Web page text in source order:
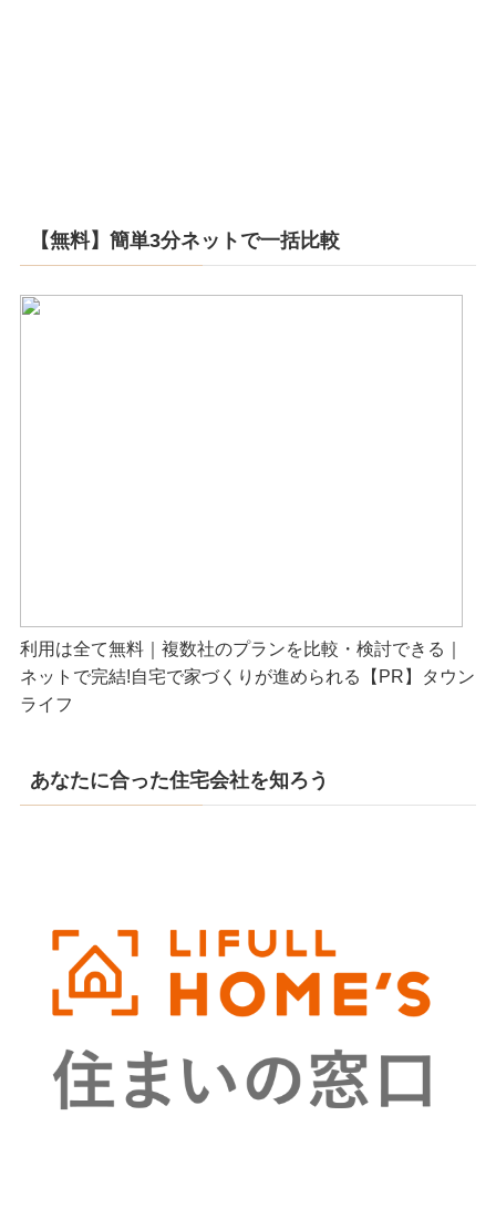
【無料】簡単3分ネットで一括比較
利用は全て無料｜複数社のプランを比較・検討できる｜
ネットで完結!自宅で家づくりが進められる【PR】タウン
ライフ
あなたに合った住宅会社を知ろう